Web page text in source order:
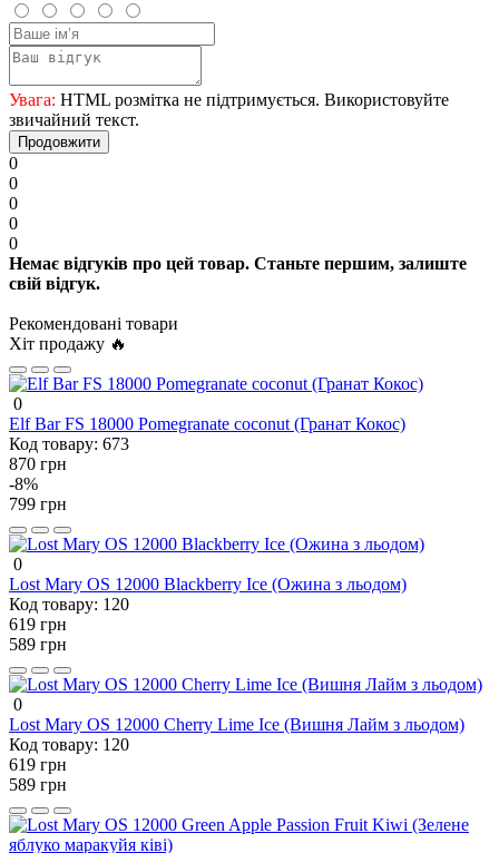
Увага: HTML розмітка не підтримується. Використовуйте
звичайний текст.
Продовжити
0
0
0
0
0
Немає відгуків про цей товар. Станьте першим, залиште
свій відгук.
Рекомендовані товари
Хіт продажу 🔥
0
Elf Bar FS 18000 Pomegranate coconut (Гранат Кокос)
Код товару: 673
870 грн
-8%
799 грн
0
Lost Mary OS 12000 Blackberry Ice (Ожина з льодом)
Код товару: 120
619 грн
589 грн
0
Lost Mary OS 12000 Cherry Lime Ice (Вишня Лайм з льодом)
Код товару: 120
619 грн
589 грн